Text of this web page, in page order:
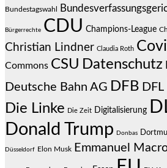
Bundestagswahl
Bürgerrechte CDU Champions-League
Christian Lindner Claudia Roth
Commons CSU Datenschutz
Deutsche Bahn AG DFB DFL
Die Linke Die Zeit Digitalisierung
Donald Trump Donbas
Düsseldorf Elon Musk Emmanuel